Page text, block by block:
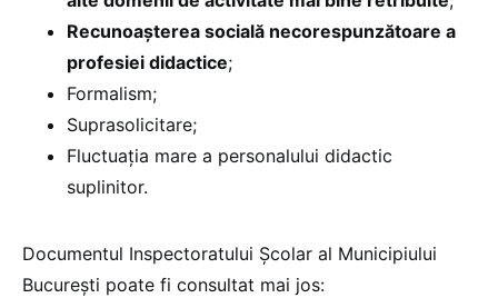
Recunoașterea socială necorespunzătoare a
profesiei didactice;
Formalism;
Suprasolicitare;
Fluctuația mare a personalului didactic
suplinitor.
Documentul Inspectoratului Școlar al Municipiului
București poate fi consultat mai jos: